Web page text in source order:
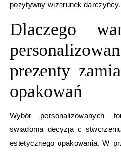
pozytywny wizerunek darczyńcy.
Dlaczego
prezenty
opakowań
Wybór personalizowanych
świadoma decyzja o
estetycznego opakowania. W